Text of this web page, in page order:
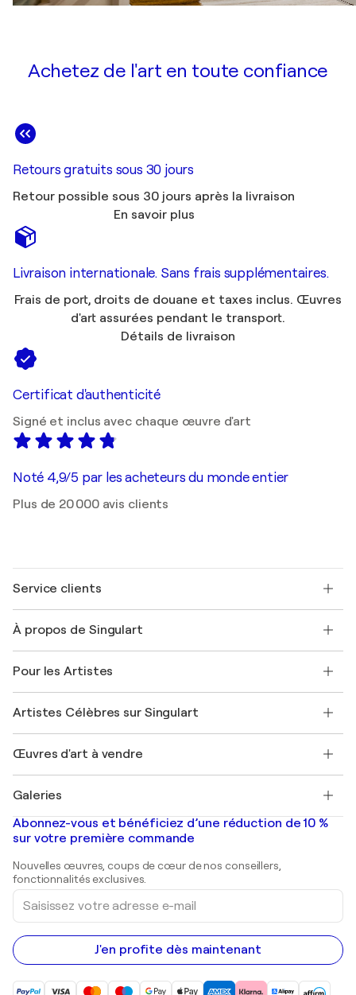
Achetez de l'art en toute confiance
Retours gratuits sous 30 jours
Retour possible sous 30 jours après la livraison
En savoir plus
Livraison internationale. Sans frais supplémentaires.
Frais de port, droits de douane et taxes inclus. Œuvres
d'art assurées pendant le transport.
Détails de livraison
Certificat d'authenticité
Signé et inclus avec chaque œuvre d'art
Noté 4,9/5 par les acheteurs du monde entier
Plus de 20 000 avis clients
Service clients
Expédition
Offrir une carte cadeau
Rejoignez notre programme commercial
Mon compte
+33 1 76 44 06 42
À propos de Singulart
FAQ
Magazine Singulart
Emplois
Découvrez une sélection d'art original
Pour les Artistes
Se connecter en tant qu'Artiste
Artistes Célèbres sur Singulart
Marc Chagall
Banksy
Mr. Brainwash
Shepard Fairey
Œuvres d'art à vendre
Tableaux abstraits à vendre
Peintures de paysage
Estampes
Peintures acryliques
Galeries
Galeries d'art en France
Galeries d'art en Belgique
Abonnez-vous et bénéficiez d’une réduction de 10 %
sur votre première commande
Nouvelles œuvres, coups de cœur de nos conseillers,
fonctionnalités exclusives.
Saisissez
votre
adresse
e-
mail
J'en profite dès maintenant